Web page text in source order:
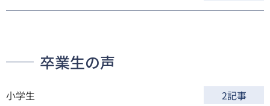
卒業生の声
小学生 2記事